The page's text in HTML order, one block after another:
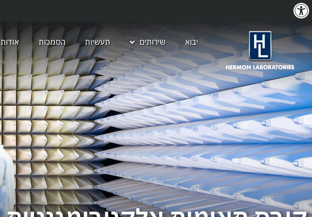
יבוא שירותים תעשיות הסמכות אודות